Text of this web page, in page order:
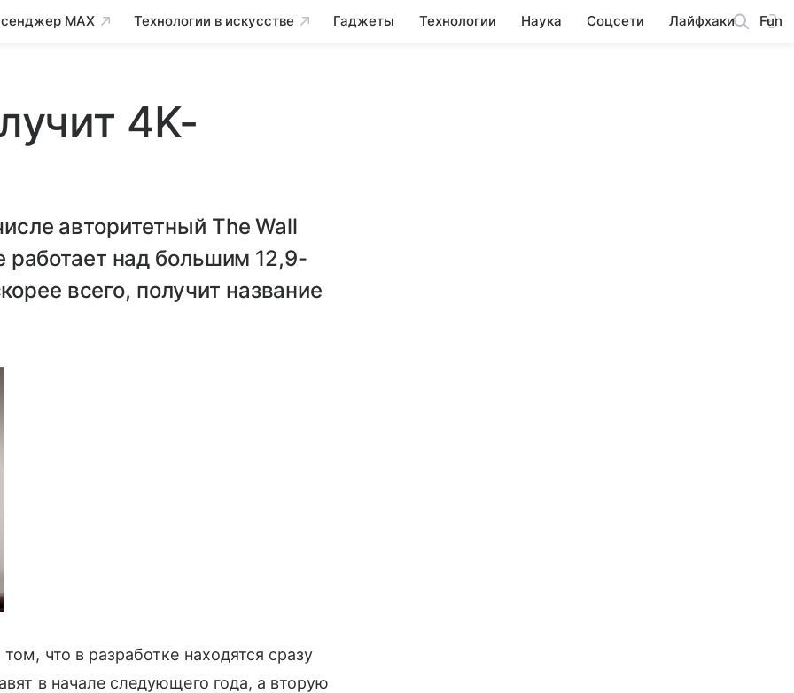
MAX Технологии в искусстве Гаджеты Технологии Наука Соцсети Лайфхаки Fun
4K-
авторитетный The Wall
работает над большим 12,9-
всего, получит название
что в разработке находятся сразу
в начале следующего года, а вторую